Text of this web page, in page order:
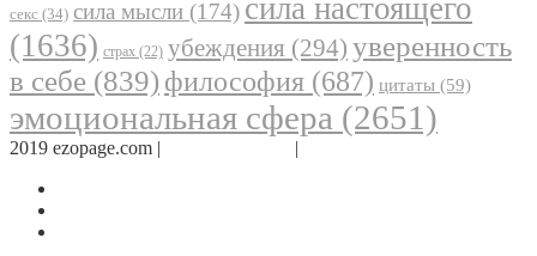
секс (34) сила мысли (174) сила настоящего
(1636) страх (22) убеждения (294) уверенность
в себе (839) философия (687) цитаты (59)
эмоциональная сфера (2651)
2019 ezopage.com | |